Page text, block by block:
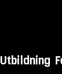
Utbildning